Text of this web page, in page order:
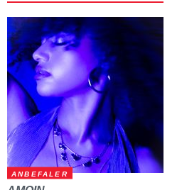
ANBEFALER